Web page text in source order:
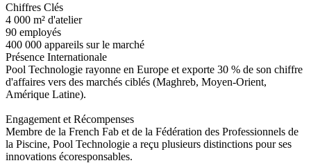
Chiffres Clés
4 000 m² d'atelier
90 employés
400 000 appareils sur le marché
Présence Internationale
Pool Technologie rayonne en Europe et exporte 30 % de son chiffre
d'affaires vers des marchés ciblés (Maghreb, Moyen-Orient,
Amérique Latine).
Engagement et Récompenses
Membre de la French Fab et de la Fédération des Professionnels de
la Piscine, Pool Technologie a reçu plusieurs distinctions pour ses
innovations écoresponsables.